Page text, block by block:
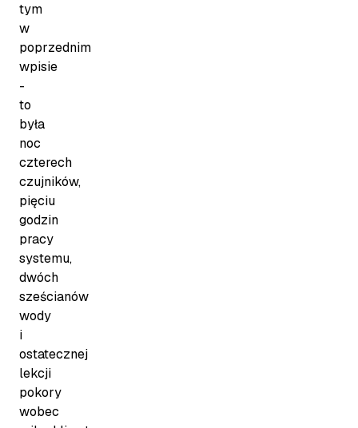
tym
w
poprzednim
wpisie
-
to
była
noc
czterech
czujników,
pięciu
godzin
pracy
systemu,
dwóch
sześcianów
wody
i
ostatecznej
lekcji
pokory
wobec